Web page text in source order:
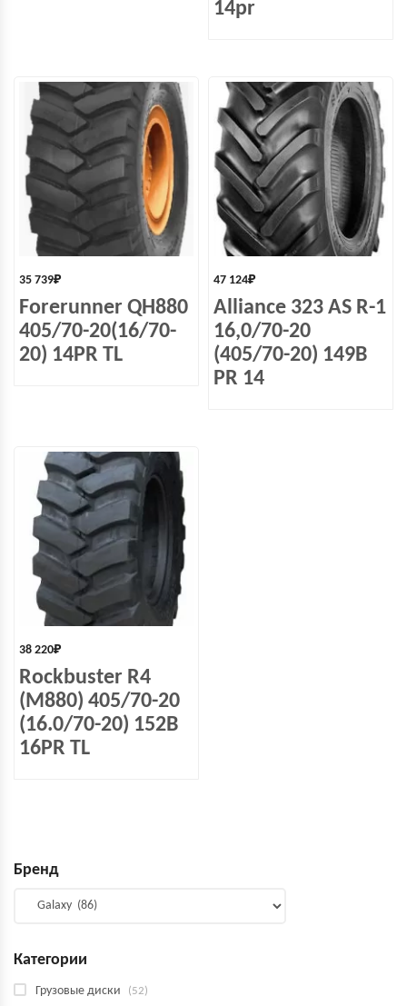
14pr
35 739₽
Forerunner QH880
405/70-20(16/70-
20) 14PR TL
47 124₽
Alliance 323 AS R-1
16,0/70-20
(405/70-20) 149B
PR 14
38 220₽
Rockbuster R4
(M880) 405/70-20
(16.0/70-20) 152B
16PR TL
Бренд
Категории
Грузовые диски (52)